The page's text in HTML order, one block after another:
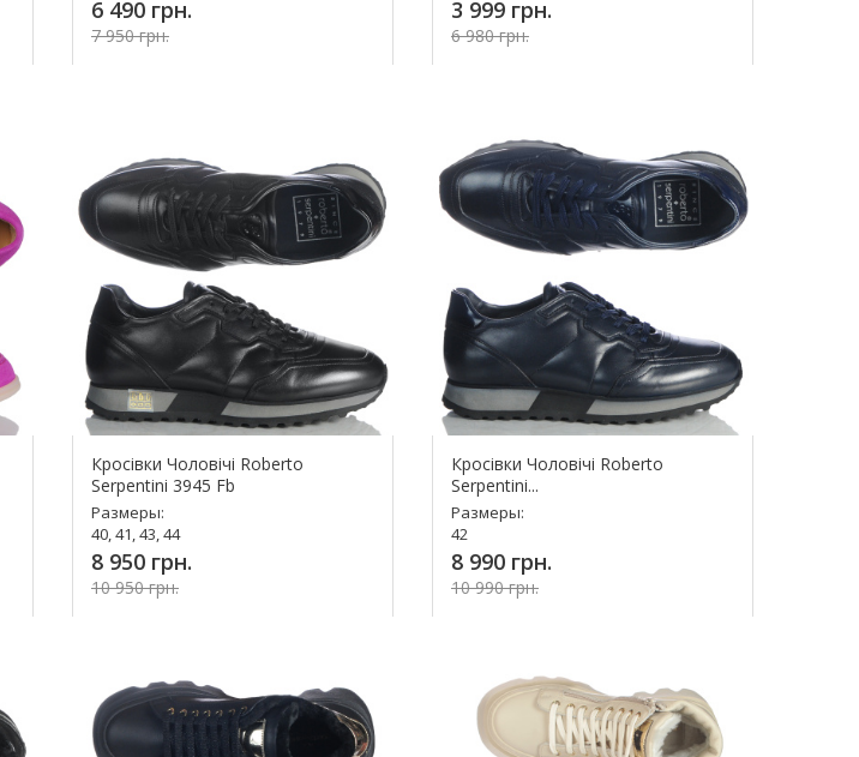
6 490 грн.
7 950 грн.
3 999 грн.
6 980 грн.
Кросівки Чоловічі Roberto
Serpentini 3945 Fb
Размеры:
40, 41, 43, 44
8 950 грн.
10 950 грн.
Кросівки Чоловічі Roberto
Serpentini...
Размеры:
42
8 990 грн.
10 990 грн.